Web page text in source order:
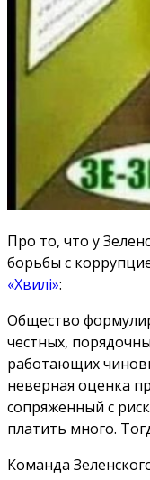
Про то, что у
борьбы с
«Хвилі»:
Общество
честных,
работающих
неверная оценка
сопряженный с
платить много.
Команда